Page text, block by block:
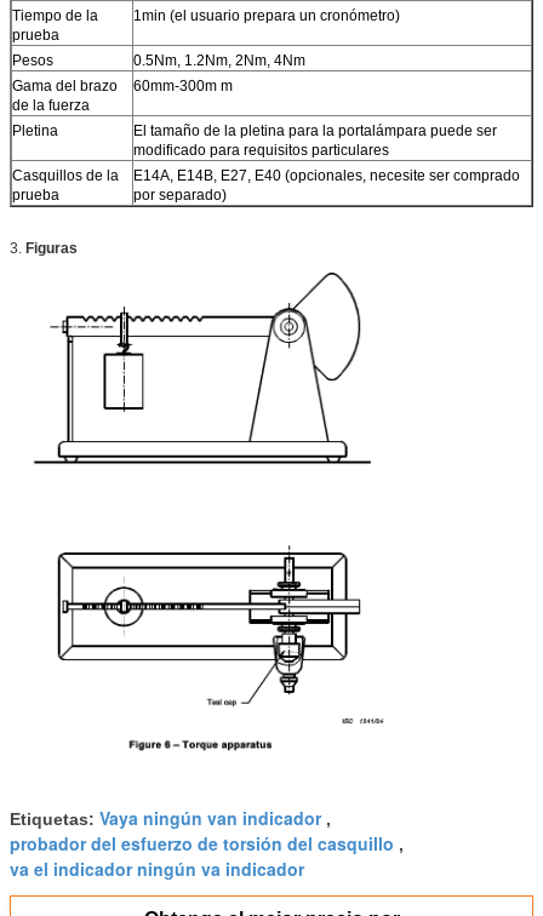
Tiempo de la
prueba
1min (el usuario prepara un cronómetro)
Pesos
0.5Nm, 1.2Nm, 2Nm, 4Nm
Gama del brazo
de la fuerza
60mm-300m m
Pletina
El tamaño de la pletina para la portalámpara puede ser
modificado para requisitos particulares
Casquillos de la
prueba
E14A, E14B, E27, E40 (opcionales, necesite ser comprado
por separado)
3. Figuras
Etiquetas: Vaya ningún van indicador,
probador del esfuerzo de torsión del casquillo ,
va el indicador ningún va indicador